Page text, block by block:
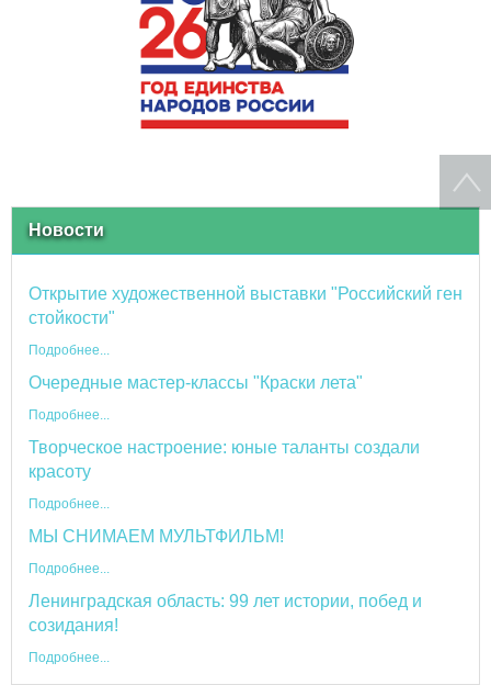
Новости
Открытие художественной выставки "Российский ген
стойкости"
Подробнее...
Очередные мастер-классы "Краски лета"
Подробнее...
Творческое настроение: юные таланты создали
красоту
Подробнее...
МЫ СНИМАЕМ МУЛЬТФИЛЬМ!
Подробнее...
Ленинградская область: 99 лет истории, побед и
созидания!
Подробнее...